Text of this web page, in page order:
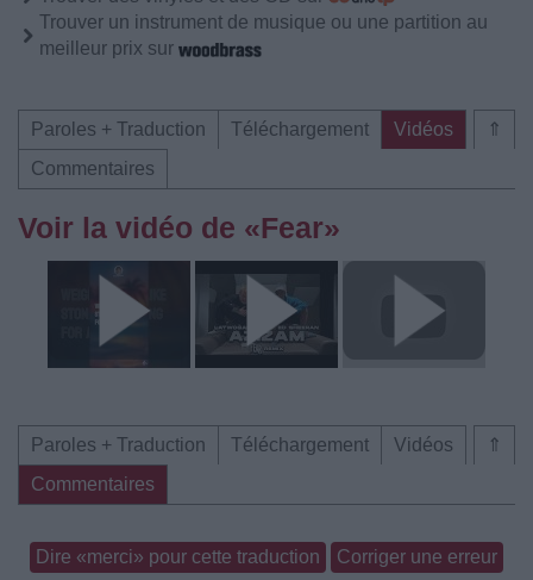
Trouver un instrument de musique ou une partition au
meilleur prix sur
⇑
Paroles + Traduction Téléchargement
Vidéos
Commentaires
Voir la vidéo de «Fear»
⇑
Paroles + Traduction Téléchargement
Vidéos
Commentaires
Dire «merci» pour cette traduction Corriger une erreur